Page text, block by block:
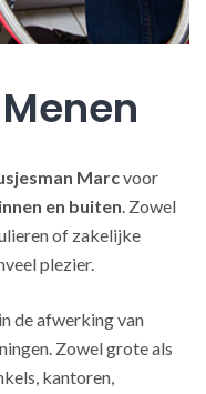
Marcvoor
en buiten. Zowel
of zakelijke
plezier.
de afwerking van
Zowel grote als
kantoren,